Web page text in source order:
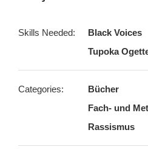
Skills Needed:
Black Voices
Tupoka
Categories:
Bücher
Fach- und
Rassismus